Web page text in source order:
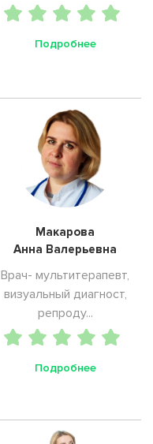
Подробнее
Макарова
Анна Валерьевна
Врач- мультитерапевт,
визуальный диагност,
репроду...
Подробнее